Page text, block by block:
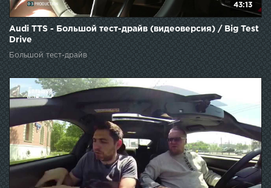
43:13
Audi TTS - Большой тест-драйв (видеоверсия) / Big Test
Drive
Большой тест-драйв